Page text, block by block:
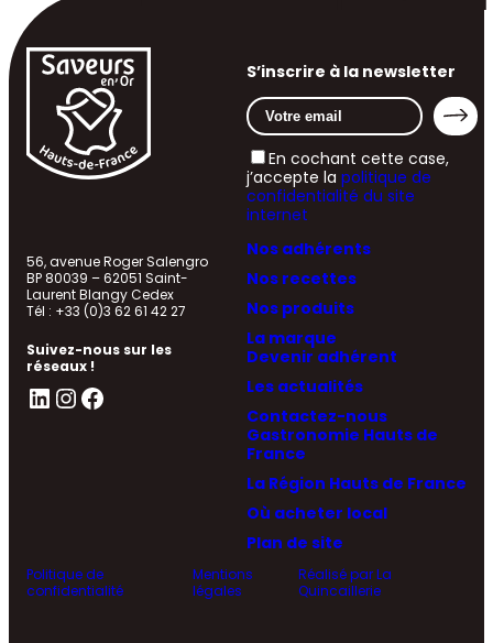
Nos adhérents
Nos recettes
Nos produits
La marque
Devenir adhérent
Les actualités
Contactez-nous
Gastronomie Hauts de
France
La Région Hauts de France
Où acheter local
Plan de site
56, avenue Roger Salengro
BP 80039 – 62051 Saint-
Laurent Blangy Cedex
Tél : +33 (0)3 62 61 42 27
Suivez-nous sur les
réseaux !
LinkedIn InstagramFacebook
S’inscrire à la newsletter
En cochant cette case,
j’accepte la politique de
confidentialité du site
internet
Politique de
confidentialité
Mentions
légales
Réalisé par La
Quincaillerie